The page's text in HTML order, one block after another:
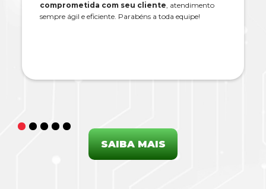
comprometida com seu cliente, atendimento
sempre ágil e eficiente. Parabéns a toda equipe!
SAIBA MAIS